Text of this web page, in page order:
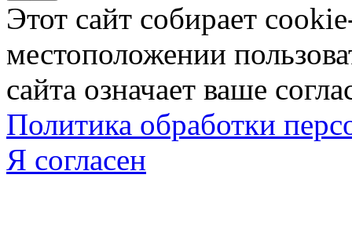
Этот сайт собирает
местоположении
сайта означает ваше
Политика обработки
Я согласен